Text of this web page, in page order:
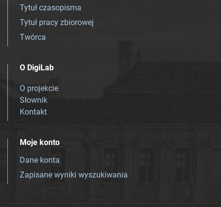
Tytuł czasopisma
Tytuł pracy zbiorowej
Twórca
O DigiLab
O projekcie
Słownik
Kontakt
Moje konto
Dane konta
Zapisane wyniki wyszukiwania